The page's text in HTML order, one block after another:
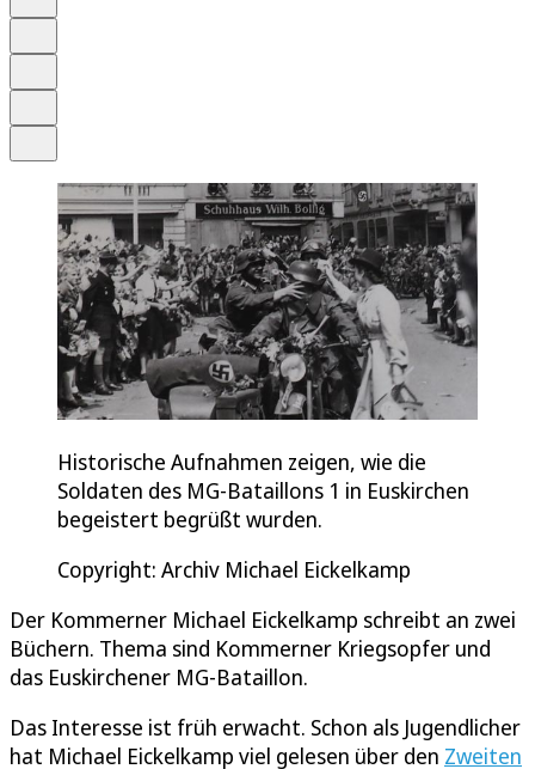
Historische Aufnahmen zeigen, wie die
Soldaten des MG-Bataillons 1 in Euskirchen
begeistert begrüßt wurden.
Copyright: Archiv Michael Eickelkamp
Der Kommerner Michael Eickelkamp schreibt an zwei
Büchern. Thema sind Kommerner Kriegsopfer und
das Euskirchener MG-Bataillon.
Das Interesse ist früh erwacht. Schon als Jugendlicher
hat Michael Eickelkamp viel gelesen über den Zweiten